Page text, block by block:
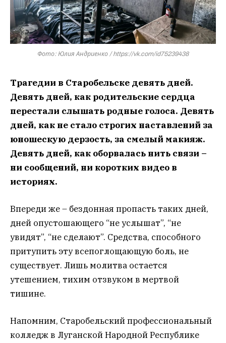
Фото: Юлия Андриенко / https://vk.com/id75239438
Трагедии в Старобельске девять дней.
Девять дней, как родительские сердца
перестали слышать родные голоса. Девять
дней, как не стало строгих наставлений за
юношескую дерзость, за смелый макияж.
Девять дней, как оборвалась нить связи –
ни сообщений, ни коротких видео в
историях.
Впереди же – бездонная пропасть таких дней,
дней опустошающего “не услышат”, “не
увидят”, “не сделают”. Средства, способного
притупить эту всепоглощающую боль, не
существует. Лишь молитва остается
утешением, тихим отзвуком в мертвой
тишине.
Напомним, Старобельский профессиональный
колледж в Луганской Народной Республике